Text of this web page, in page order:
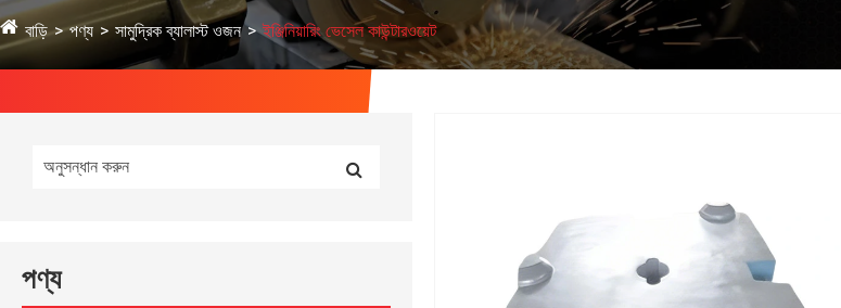
বাড়ি পণ্য সামুদ্রিক ব্যালাস্ট ওজন ইঞ্জিনিয়ারিং ভেসেল কাউন্টারওয়েট
পণ্য